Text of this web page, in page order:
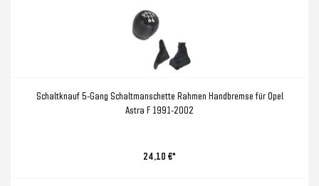
Schaltknauf 5-Gang Schaltmanschette Rahmen Handbremse für Opel
Astra F 1991-2002
24,10 €*